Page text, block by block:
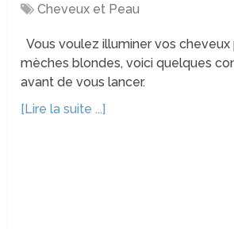
Cheveux et Peau
Vous voulez illuminer vos cheveux
mèches blondes, voici quelques
avant de vous lancer.
[Lire la suite ...]